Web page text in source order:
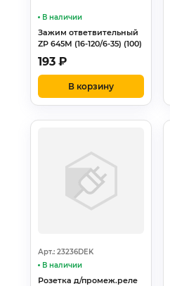
В наличии
Зажим ответвительный
ZP 645М (16-120/6-35) (100)
193 ₽
В корзину
Арт.: 23236DEK
В наличии
Розетка д/промеж.реле